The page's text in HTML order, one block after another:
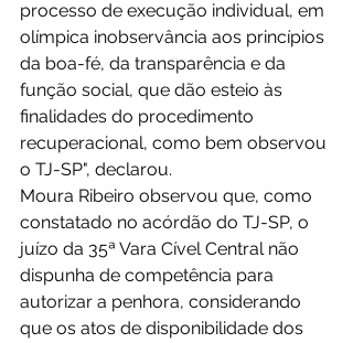
processo de execução individual, em
olímpica inobservância aos princípios
da boa-fé, da transparência e da
função social, que dão esteio às
finalidades do procedimento
recuperacional, como bem observou
o TJ-SP", declarou.
Moura Ribeiro observou que, como
constatado no acórdão do TJ-SP, o
juízo da 35ª Vara Cível Central não
dispunha de competência para
autorizar a penhora, considerando
que os atos de disponibilidade dos